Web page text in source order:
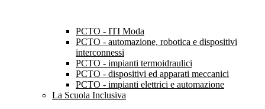
PCTO - ITI Moda
PCTO - automazione, robotica e dispositivi
interconnessi
PCTO - impianti termoidraulici
PCTO - dispositivi ed apparati meccanici
PCTO - impianti elettrici e automazione
La Scuola Inclusiva